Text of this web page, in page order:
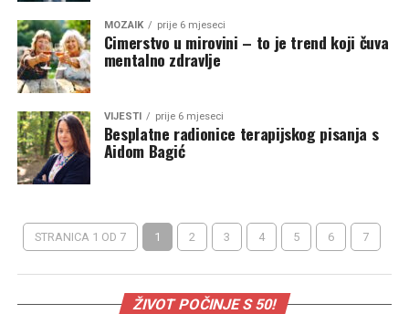
MOZAIK prije 6 mjeseci
Cimerstvo u mirovini – to je trend koji čuva
mentalno zdravlje
VIJESTI prije 6 mjeseci
Besplatne radionice terapijskog pisanja s
Aidom Bagić
STRANICA 1 OD 7 1 2 3 4 5 6 7
ŽIVOT POČINJE S 50!